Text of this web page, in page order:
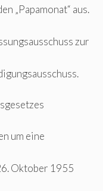
„Papamonat“ aus.
zur
um eine
Oktober 1955